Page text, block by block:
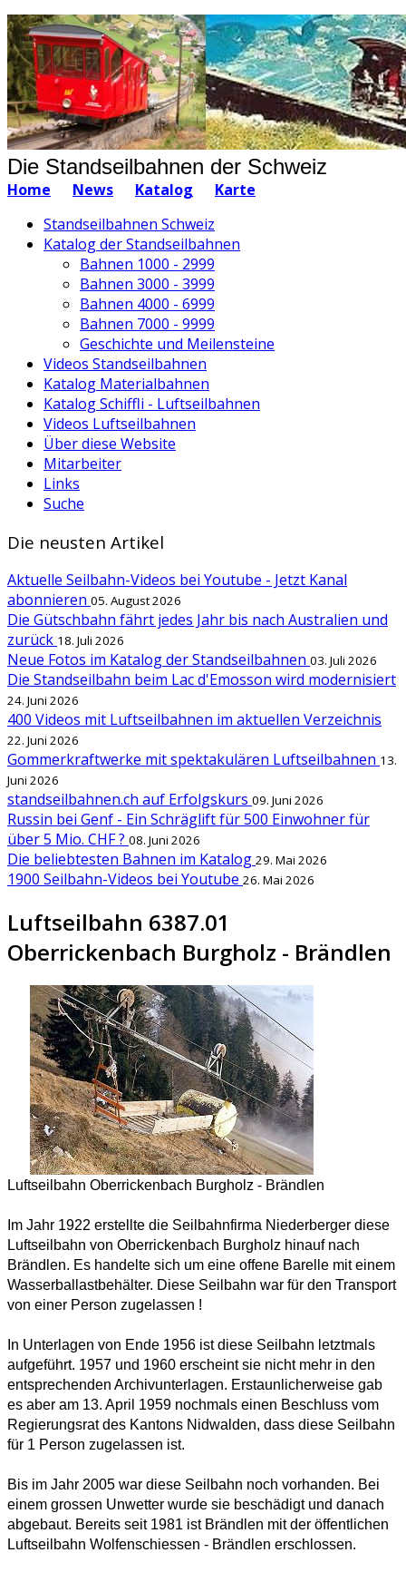
Die Standseilbahnen der Schweiz
Home News Katalog
Karte
Standseilbahnen Schweiz
Katalog der Standseilbahnen
Bahnen 1000 - 2999
Bahnen 3000 - 3999
Bahnen 4000 - 6999
Bahnen 7000 - 9999
Geschichte und Meilensteine
Videos Standseilbahnen
Katalog Materialbahnen
Katalog Schiffli - Luftseilbahnen
Videos Luftseilbahnen
Über diese Website
Mitarbeiter
Links
Suche
Die neusten Artikel
Aktuelle Seilbahn-Videos bei Youtube - Jetzt Kanal
abonnieren 05. August 2026
Die Gütschbahn fährt jedes Jahr bis nach Australien und
zurück 18. Juli 2026
Neue Fotos im Katalog der Standseilbahnen 03. Juli 2026
Die Standseilbahn beim Lac d'Emosson wird modernisiert
24. Juni 2026
400 Videos mit Luftseilbahnen im aktuellen Verzeichnis
22. Juni 2026
Gommerkraftwerke mit spektakulären Luftseilbahnen 13.
Juni 2026
standseilbahnen.ch auf Erfolgskurs 09. Juni 2026
Russin bei Genf - Ein Schräglift für 500 Einwohner für
über 5 Mio. CHF ? 08. Juni 2026
Die beliebtesten Bahnen im Katalog 29. Mai 2026
1900 Seilbahn-Videos bei Youtube 26. Mai 2026
Luftseilbahn 6387.01
Oberrickenbach Burgholz - Brändlen
Luftseilbahn Oberrickenbach Burgholz - Brändlen
Im Jahr 1922 erstellte die Seilbahnfirma Niederberger diese
Luftseilbahn von Oberrickenbach Burgholz hinauf nach
Brändlen. Es handelte sich um eine offene Barelle mit einem
Wasserballastbehälter. Diese Seilbahn war für den Transport
von einer Person zugelassen !
In Unterlagen von Ende 1956 ist diese Seilbahn letztmals
aufgeführt. 1957 und 1960 erscheint sie nicht mehr in den
entsprechenden Archivunterlagen. Erstaunlicherweise gab
es aber am 13. April 1959 nochmals einen Beschluss vom
Regierungsrat des Kantons Nidwalden, dass diese Seilbahn
für 1 Person zugelassen ist.
Bis im Jahr 2005 war diese Seilbahn noch vorhanden. Bei
einem grossen Unwetter wurde sie beschädigt und danach
abgebaut. Bereits seit 1981 ist Brändlen mit der öffentlichen
Luftseilbahn Wolfenschiessen - Brändlen erschlossen.